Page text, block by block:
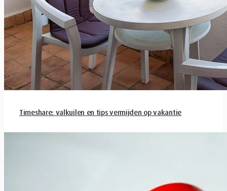
Timeshare: valkuilen en tips vermijden op vakantie